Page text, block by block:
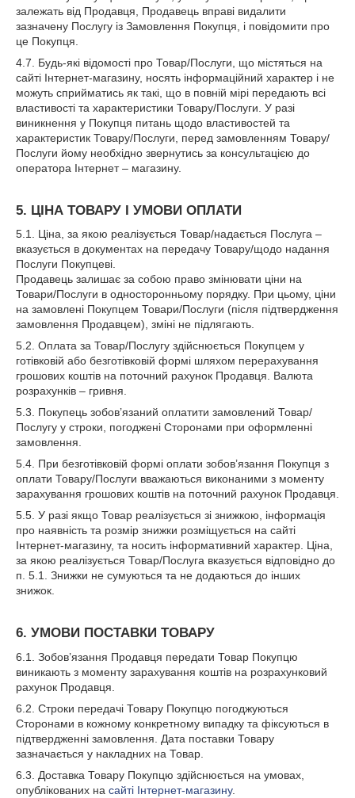
залежать від Продавця, Продавець вправі видалити
зазначену Послугу із Замовлення Покупця, і повідомити про
це Покупця.
4.7. Будь-які відомості про Товар/Послуги, що містяться на
сайті Інтернет-магазину, носять інформаційний характер і не
можуть сприйматись як такі, що в повній мірі передають всі
властивості та характеристики Товару/Послуги. У разі
виникнення у Покупця питань щодо властивостей та
характеристик Товару/Послуги, перед замовленням Товару/
Послуги йому необхідно звернутись за консультацією до
оператора Інтернет – магазину.
5. ЦІНА ТОВАРУ І УМОВИ ОПЛАТИ
5.1. Ціна, за якою реалізується Товар/надається Послуга –
вказується в документах на передачу Товару/щодо надання
Послуги Покупцеві.
Продавець залишає за собою право змінювати ціни на
Товари/Послуги в односторонньому порядку. При цьому, ціни
на замовлені Покупцем Товари/Послуги (після підтвердження
замовлення Продавцем), зміні не підлягають.
5.2. Оплата за Товар/Послугу здійснюється Покупцем у
готівковій або безготівковій формі шляхом перерахування
грошових коштів на поточний рахунок Продавця. Валюта
розрахунків – гривня.
5.3. Покупець зобов’язаний оплатити замовлений Товар/
Послугу у строки, погоджені Сторонами при оформленні
замовлення.
5.4. При безготівковій формі оплати зобов’язання Покупця з
оплати Товару/Послуги вважаються виконаними з моменту
зарахування грошових коштів на поточний рахунок Продавця.
5.5. У разі якщо Товар реалізується зі знижкою, інформація
про наявність та розмір знижки розміщується на сайті
Інтернет-магазину, та носить інформативний характер. Ціна,
за якою реалізується Товар/Послуга вказується відповідно до
п. 5.1. Знижки не сумуються та не додаються до інших
знижок.
6. УМОВИ ПОСТАВКИ ТОВАРУ
6.1. Зобов’язання Продавця передати Товар Покупцю
виникають з моменту зарахування коштів на розрахунковий
рахунок Продавця.
6.2. Строки передачі Товару Покупцю погоджуються
Сторонами в кожному конкретному випадку та фіксуються в
підтвердженні замовлення. Дата поставки Товару
зазначається у накладних на Товар.
6.3. Доставка Товару Покупцю здійснюється на умовах,
опублікованих на сайті Інтернет-магазину.